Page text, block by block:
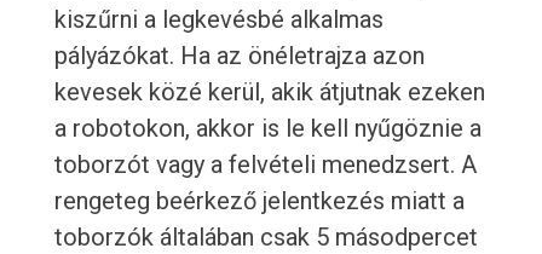
kiszűrni a legkevésbé alkalmas
pályázókat. Ha az önéletrajza azon
kevesek közé kerül, akik átjutnak ezeken
a robotokon, akkor is le kell nyűgöznie a
toborzót vagy a felvételi menedzsert. A
rengeteg beérkező jelentkezés miatt a
toborzók általában csak 5 másodpercet